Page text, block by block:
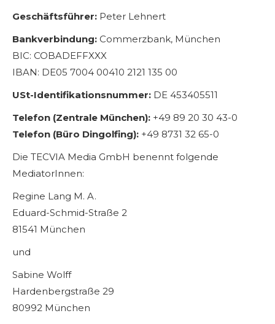
Geschäftsführer: Peter Lehnert
Bankverbindung: Commerzbank, München
BIC: COBADEFFXXX
IBAN: DE05 7004 00410 2121 135 00
USt-Identifikationsnummer: DE 453405511
Telefon (Zentrale München): +49 89 20 30 43-0
Telefon (Büro Dingolfing): +49 8731 32 65-0
Die TECVIA Media GmbH benennt folgende
MediatorInnen:
Regine Lang M. A.
Eduard-Schmid-Straße 2
81541 München
und
Sabine Wolff
Hardenbergstraße 29
80992 München